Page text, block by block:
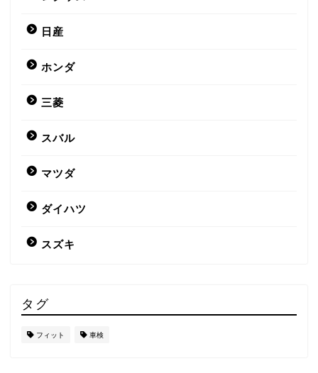
日産
ホンダ
三菱
スバル
マツダ
ダイハツ
スズキ
タグ
フィット 車検